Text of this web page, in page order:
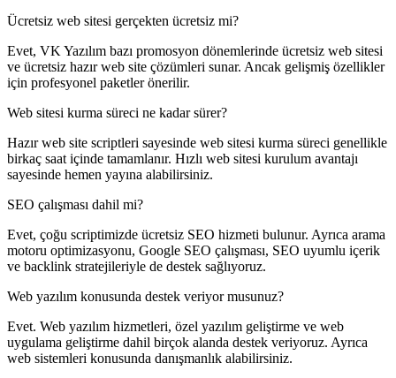
Ücretsiz web sitesi gerçekten ücretsiz mi?
Evet, VK Yazılım bazı promosyon dönemlerinde ücretsiz web sitesi
ve ücretsiz hazır web site çözümleri sunar. Ancak gelişmiş özellikler
için profesyonel paketler önerilir.
Web sitesi kurma süreci ne kadar sürer?
Hazır web site scriptleri sayesinde web sitesi kurma süreci genellikle
birkaç saat içinde tamamlanır. Hızlı web sitesi kurulum avantajı
sayesinde hemen yayına alabilirsiniz.
SEO çalışması dahil mi?
Evet, çoğu scriptimizde ücretsiz SEO hizmeti bulunur. Ayrıca arama
motoru optimizasyonu, Google SEO çalışması, SEO uyumlu içerik
ve backlink stratejileriyle de destek sağlıyoruz.
Web yazılım konusunda destek veriyor musunuz?
Evet. Web yazılım hizmetleri, özel yazılım geliştirme ve web
uygulama geliştirme dahil birçok alanda destek veriyoruz. Ayrıca
web sistemleri konusunda danışmanlık alabilirsiniz.